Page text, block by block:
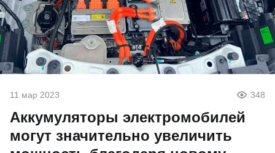
11 мар 2023 348
Аккумуляторы электромобилей
могут значительно увеличить